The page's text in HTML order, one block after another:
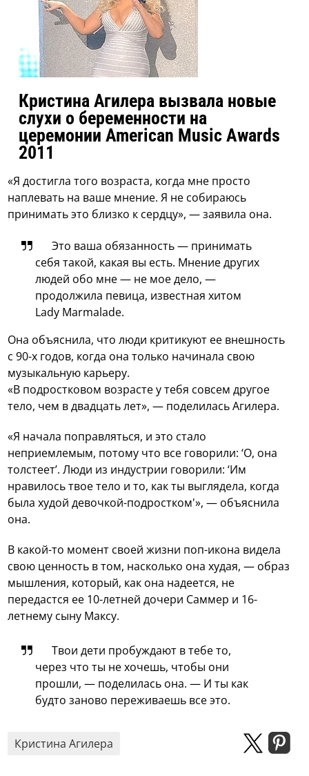
Кристина Агилера вызвала новые
слухи о беременности на
церемонии American Music Awards
2011
«Я достигла того возраста, когда мне просто
наплевать на ваше мнение. Я не собираюсь
принимать это близко к сердцу», — заявила она.
Это ваша обязанность — принимать
себя такой, какая вы есть. Мнение других
людей обо мне — не мое дело, —
продолжила певица, известная хитом
Lady Marmalade.
Она объяснила, что люди критикуют ее внешность
с 90-х годов, когда она только начинала свою
музыкальную карьеру.
«В подростковом возрасте у тебя совсем другое
тело, чем в двадцать лет», — поделилась Агилера.
«Я начала поправляться, и это стало
неприемлемым, потому что все говорили: ‘О, она
толстеет’. Люди из индустрии говорили: ‘Им
нравилось твое тело и то, как ты выглядела, когда
была худой девочкой-подростком'», — объяснила
она.
В какой-то момент своей жизни поп-икона видела
свою ценность в том, насколько она худая, — образ
мышления, который, как она надеется, не
передастся ее 10-летней дочери Саммер и 16-
летнему сыну Максу.
Твои дети пробуждают в тебе то,
через что ты не хочешь, чтобы они
прошли, — поделилась она. — И ты как
будто заново переживаешь все это.
Кристина Агилера